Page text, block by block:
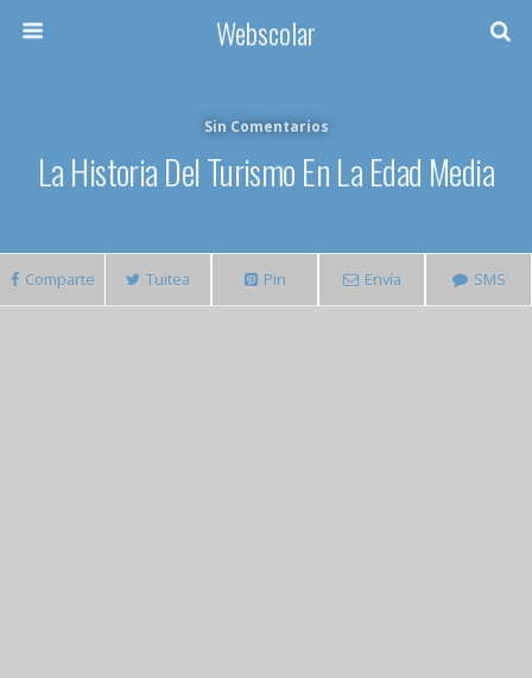
Webscolar
Sin Comentarios
La Historia Del Turismo En La Edad Media
Comparte Tuitea Pin Envía SMS